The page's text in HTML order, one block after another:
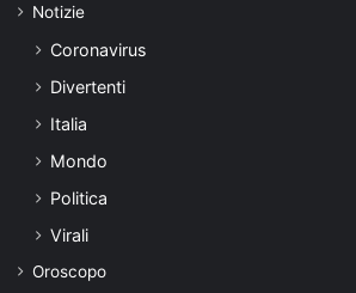
Notizie
Coronavirus
Divertenti
Italia
Mondo
Politica
Virali
Oroscopo